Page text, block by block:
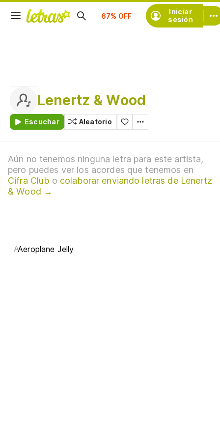
Iniciar
sesión
Suscríbete
Lenertz & Wood
Escuchar Aleatorio
Aún no tenemos ninguna letra para este artista,
pero puedes ver los acordes que tenemos en
Cifra Club o colaborar enviando letras de Lenertz
& Wood →
AAeroplane Jelly